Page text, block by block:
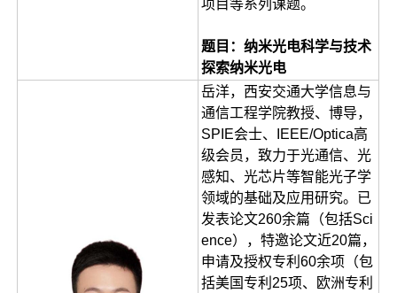
项目等系列课题。
题目：纳米光电科学与技术
探索纳米光电
岳洋，西安交通大学信息与
通信工程学院教授、博导，
SPIE会士、IEEE/Optica高
级会员，致力于光通信、光
感知、光芯片等智能光子学
领域的基础及应用研究。已
发表论文260余篇（包括Sci
ence），特邀论文近20篇，
申请及授权专利60余项（包
括美国专利25项、欧洲专利